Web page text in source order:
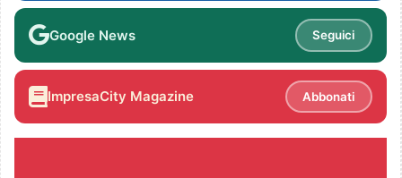
Google News Seguici
ImpresaCity Magazine Abbonati